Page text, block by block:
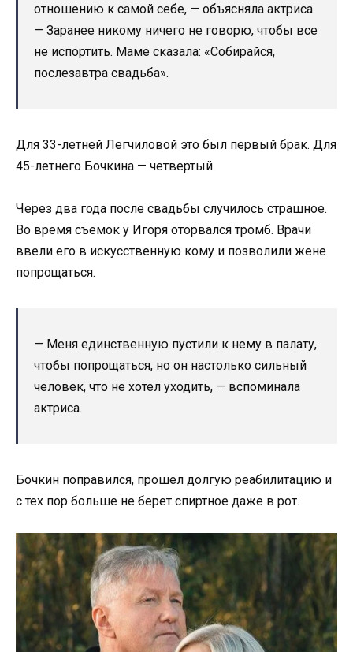
отношению к самой себе, — объясняла актриса.
— Заранее никому ничего не говорю, чтобы все
не испортить. Маме сказала: «Собирайся,
послезавтра свадьба».
Для 33-летней Легчиловой это был первый брак. Для
45-летнего Бочкина — четвертый.
Через два года после свадьбы случилось страшное.
Во время съемок у Игоря оторвался тромб. Врачи
ввели его в искусственную кому и позволили жене
попрощаться.
— Меня единственную пустили к нему в палату,
чтобы попрощаться, но он настолько сильный
человек, что не хотел уходить, — вспоминала
актриса.
Бочкин поправился, прошел долгую реабилитацию и
с тех пор больше не берет спиртное даже в рот.